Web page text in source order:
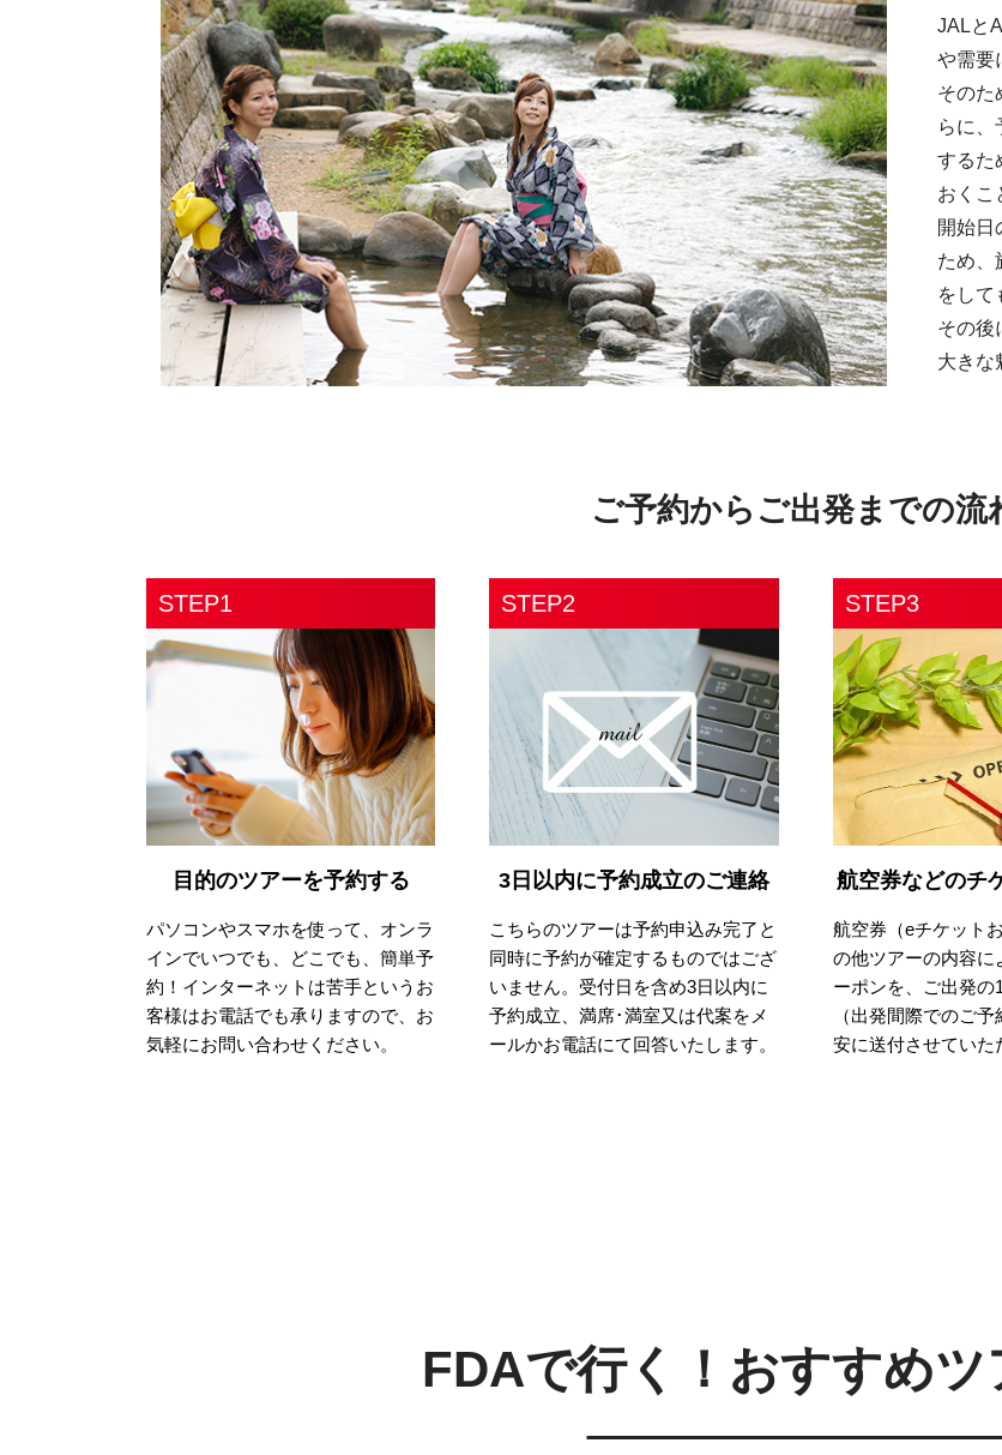
JALと
や需要
そのた
らに、
するた
おくこ
開始日
ため、
をして
その後
大きな
ご予約からご出発までの流
STEP1
目的のツアーを予約する
パソコンやスマホを使って、オンラ
インでいつでも、どこでも、簡単予
約！インターネットは苦手というお
客様はお電話でも承りますので、お
気軽にお問い合わせください。
STEP2
3日以内に予約成立のご連絡
こちらのツアーは予約申込み完了と
同時に予約が確定するものではござ
いません。受付日を含め3日以内に
予約成立、満席･満室又は代案をメ
ールかお電話にて回答いたします。
STEP3
航空券などのチ
航空券（eチケット
の他ツアーの内容に
ーポンを、ご出発の
（出発間際でのご
安に送付させていた
FDAで行く！ おすすめツ